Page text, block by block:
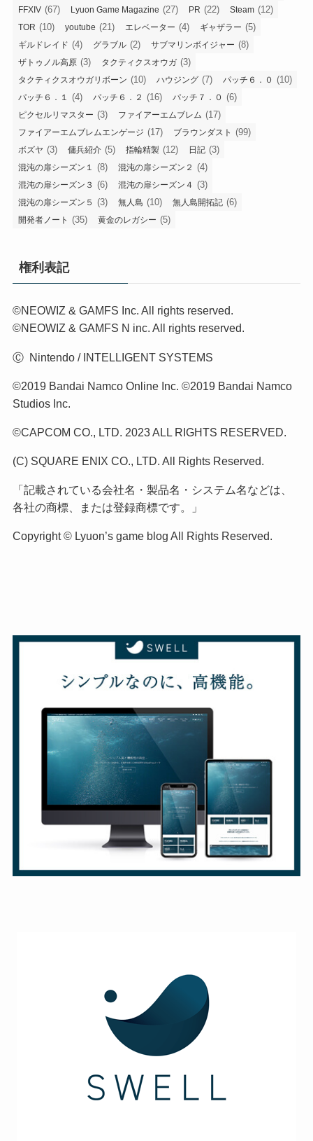
FFXIV (67) Lyuon Game Magazine (27) PR (22) Steam (12)
TOR (10) youtube (21) エレベーター (4) ギャザラー (5)
ギルドレイド (4) グラブル (2) サブマリンボイジャー (8)
ザトゥノル高原 (3) タクティクスオウガ (3)
タクティクスオウガリボーン (10) ハウジング (7) パッチ６．０ (10)
パッチ６．１ (4) パッチ６．２ (16) パッチ７．０ (6)
ピクセルリマスター (3) ファイアーエムブレム (17)
ファイアーエムブレムエンゲージ (17) ブラウンダスト (99)
ボズヤ (3) 傭兵紹介 (5) 指輪精製 (12) 日記 (3)
混沌の扉シーズン１ (8) 混沌の扉シーズン２ (4)
混沌の扉シーズン３ (6) 混沌の扉シーズン４ (3)
混沌の扉シーズン５ (3) 無人島 (10) 無人島開拓記 (6)
開発者ノート (35) 黄金のレガシー (5)
権利表記
©NEOWIZ & GAMFS Inc. All rights reserved.
©NEOWIZ & GAMFS N inc. All rights reserved.
Ⓒ Nintendo / INTELLIGENT SYSTEMS
©2019 Bandai Namco Online Inc. ©2019 Bandai Namco
Studios Inc.
©CAPCOM CO., LTD. 2023 ALL RIGHTS RESERVED.
(C) SQUARE ENIX CO., LTD. All Rights Reserved.
「記載されている会社名・製品名・システム名などは、
各社の商標、または登録商標です。」
Copyright © Lyuon’s game blog All Rights Reserved.